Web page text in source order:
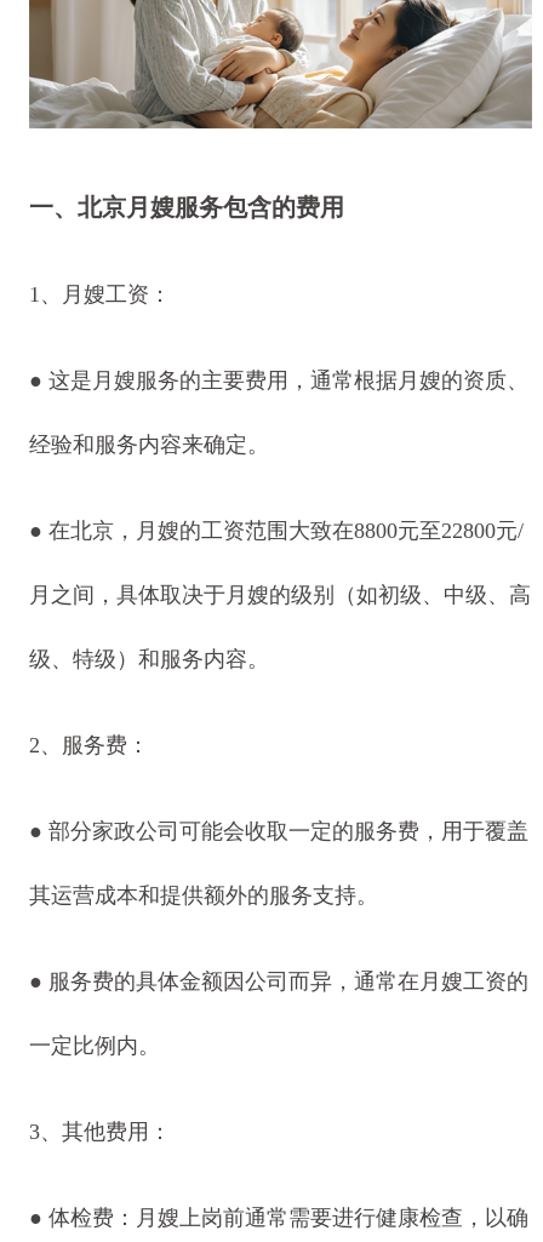
一、北京月嫂服务包含的费用
1、月嫂工资：
● 这是月嫂服务的主要费用，通常根据月嫂的资质、
经验和服务内容来确定。
● 在北京，月嫂的工资范围大致在8800元至22800元/
月之间，具体取决于月嫂的级别（如初级、中级、高
级、特级）和服务内容。
2、服务费：
● 部分家政公司可能会收取一定的服务费，用于覆盖
其运营成本和提供额外的服务支持。
● 服务费的具体金额因公司而异，通常在月嫂工资的
一定比例内。
3、其他费用：
● 体检费：月嫂上岗前通常需要进行健康检查，以确